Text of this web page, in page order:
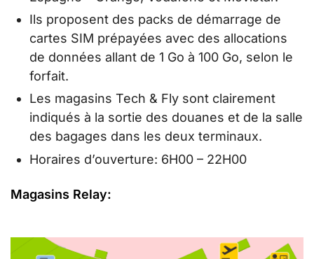
Ils proposent des packs de démarrage de
cartes SIM prépayées avec des allocations
de données allant de 1 Go à 100 Go, selon le
forfait.
Les magasins Tech & Fly sont clairement
indiqués à la sortie des douanes et de la salle
des bagages dans les deux terminaux.
Horaires d’ouverture: 6H00 – 22H00
Magasins Relay: